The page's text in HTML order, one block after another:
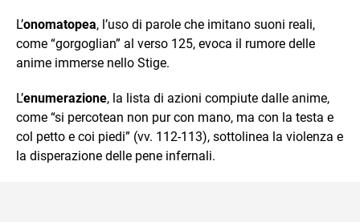
L’onomatopea, l’uso di parole che imitano suoni reali,
come “gorgoglian” al verso 125, evoca il rumore delle
anime immerse nello Stige.​
L’enumerazione, la lista di azioni compiute dalle anime,
come “si percotean non pur con mano, ma con la testa e
col petto e coi piedi” (vv. 112-113), sottolinea la violenza e
la disperazione delle pene infernali.​